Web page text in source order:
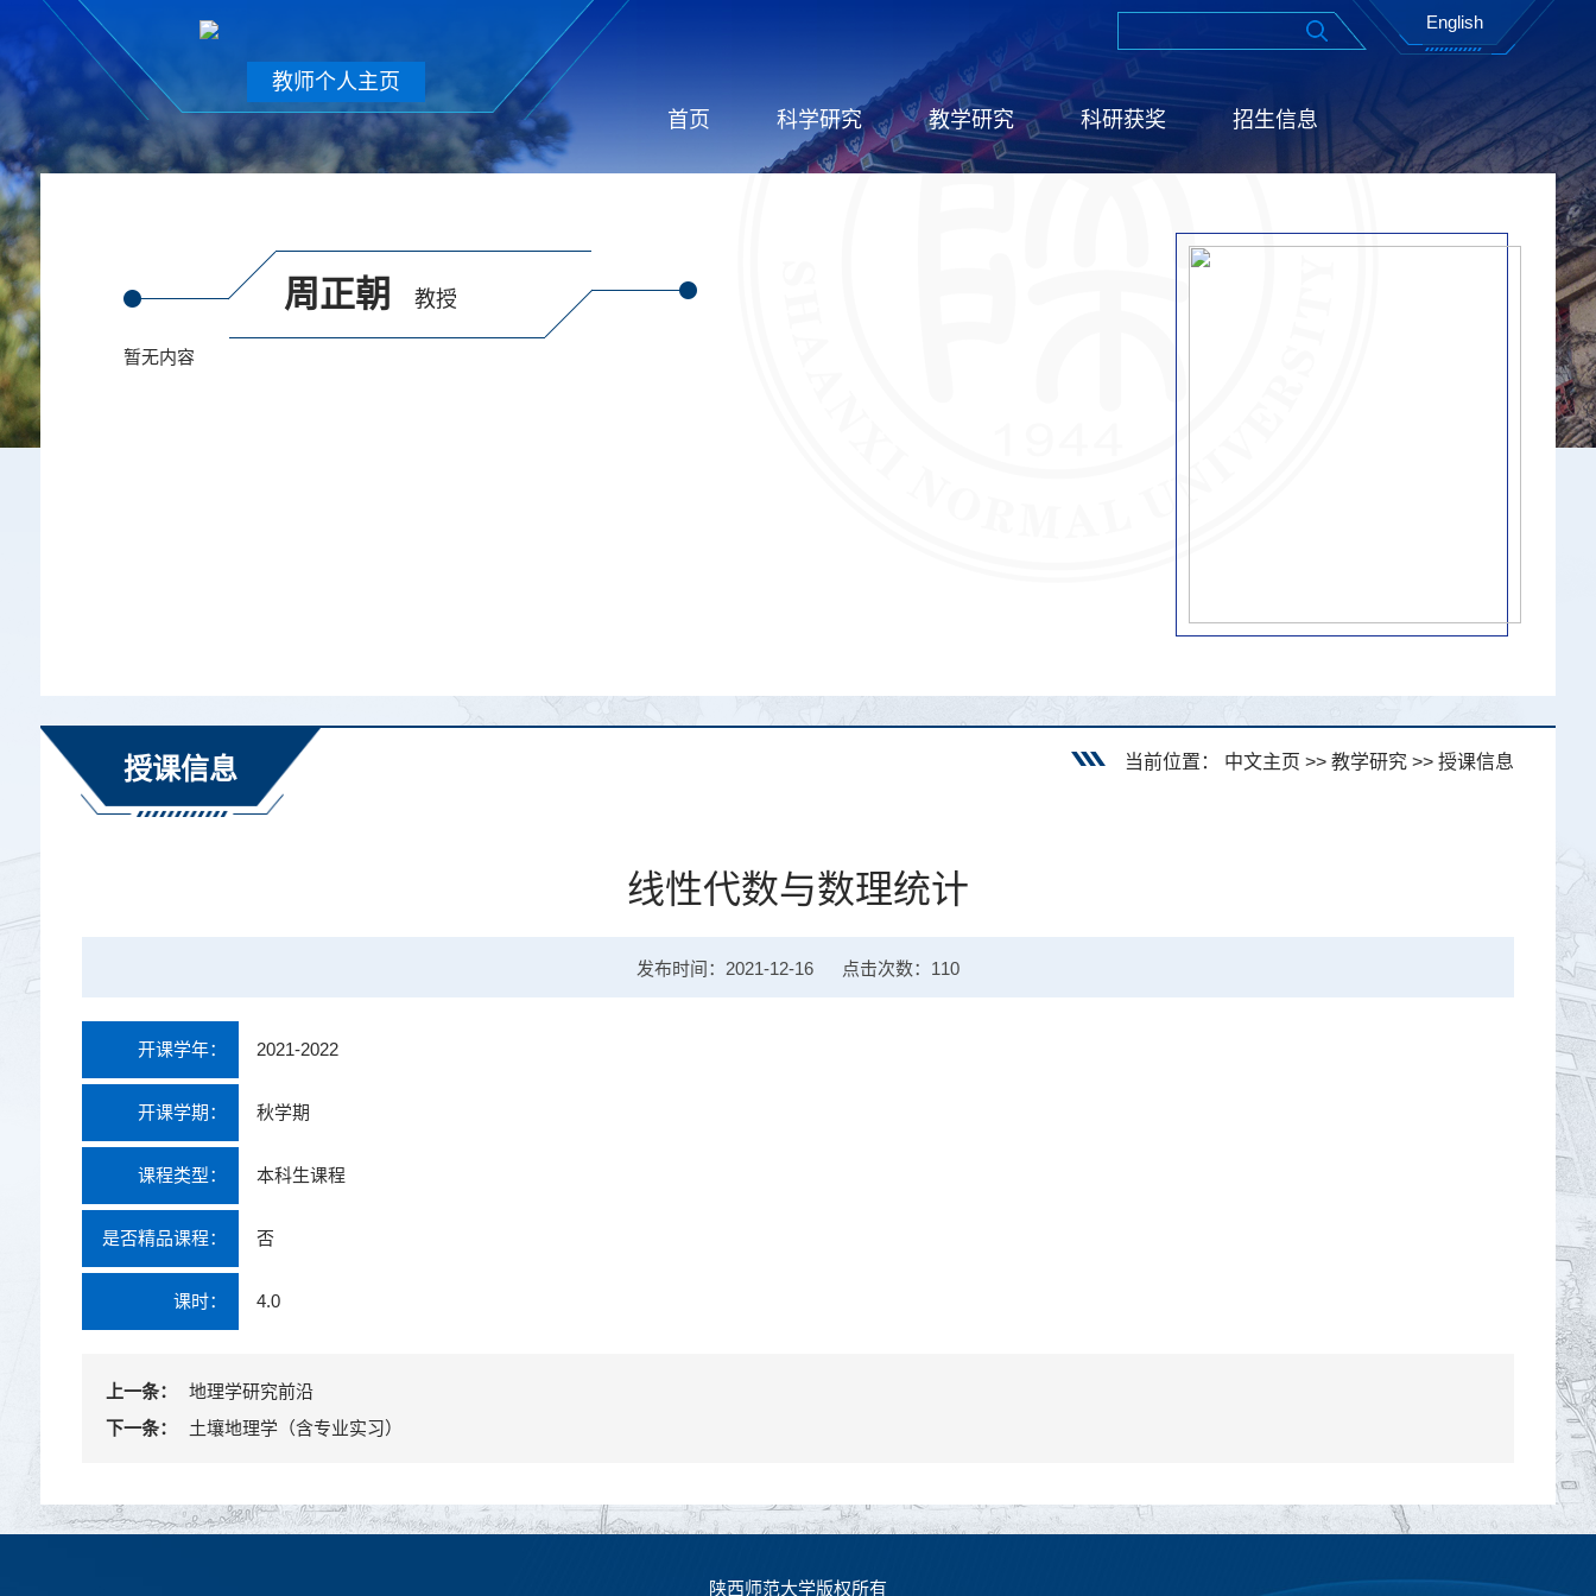
教师个人主页
English
首页 科学研究 教学研究 科研获奖 招生信息
周正朝 教授
暂无内容
授课信息 当前位置： 中文主页 >>教学研究 >>授课信息
线性代数与数理统计
发布时间：2021-12-16 点击次数： 110
开课学年： 2021-2022
开课学期： 秋学期
课程类型： 本科生课程
是否精品课程： 否
课时： 4.0
上一条：
地理学研究前沿
下一条：
土壤地理学（含专业实习）
陕西师范大学版权所有